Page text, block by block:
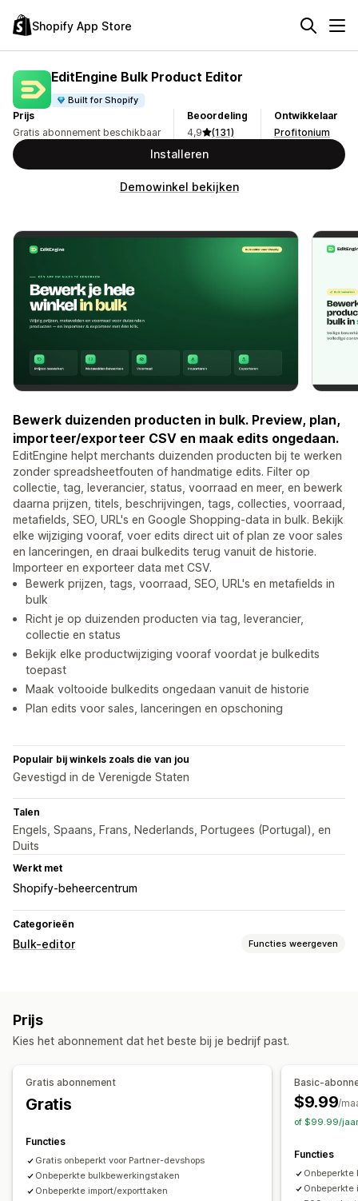
Shopify App Store
EditEngine Bulk Product Editor
Built for Shopify
Prijs
Gratis abonnement beschikbaar
Beoordeling
4,9
(131)
Ontwikkelaar
Profitonium
Installeren
Demowinkel bekijken
Bewerk duizenden producten in bulk. Preview, plan,
importeer/exporteer CSV en maak edits ongedaan.
EditEngine helpt merchants duizenden producten bij te werken
zonder spreadsheetfouten of handmatige edits. Filter op
collectie, tag, leverancier, status, voorraad en meer, en bewerk
daarna prijzen, titels, beschrijvingen, tags, collecties, voorraad,
metafields, SEO, URL's en Google Shopping-data in bulk. Bekijk
elke wijziging vooraf, voer edits direct uit of plan ze voor sales
en lanceringen, en draai bulkedits terug vanuit de historie.
Importeer en exporteer data met CSV.
Bewerk prijzen, tags, voorraad, SEO, URL's en metafields in
bulk
Richt je op duizenden producten via tag, leverancier,
collectie en status
Bekijk elke productwijziging vooraf voordat je bulkedits
toepast
Maak voltooide bulkedits ongedaan vanuit de historie
Plan edits voor sales, lanceringen en opschoning
Populair bij winkels zoals die van jou
Gevestigd in de Verenigde Staten
Talen
Engels, Spaans, Frans, Nederlands, Portugees (Portugal), en
Duits
Werkt met
Shopify-beheercentrum
Categorieën
Bulk-editor Functies weergeven
SKU's en barcodes
Metavelden Collecties
Gegevensmigratie
Rollback
Bulkbewerkingen
Prijs
Kies het abonnement dat het beste bij je bedrijf past.
Gratis abonnement
Gratis
Functies
Gratis onbeperkt voor Partner-devshops
Onbeperkte bulkbewerkingstaken
Onbeperkte import/exporttaken
Basic-
$9.99/
of $99.99/jaar
Functies
Onbeperkte
Onbeperkte